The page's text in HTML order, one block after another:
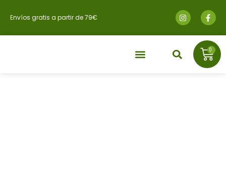
Envíos gratis a partir de 79€
0